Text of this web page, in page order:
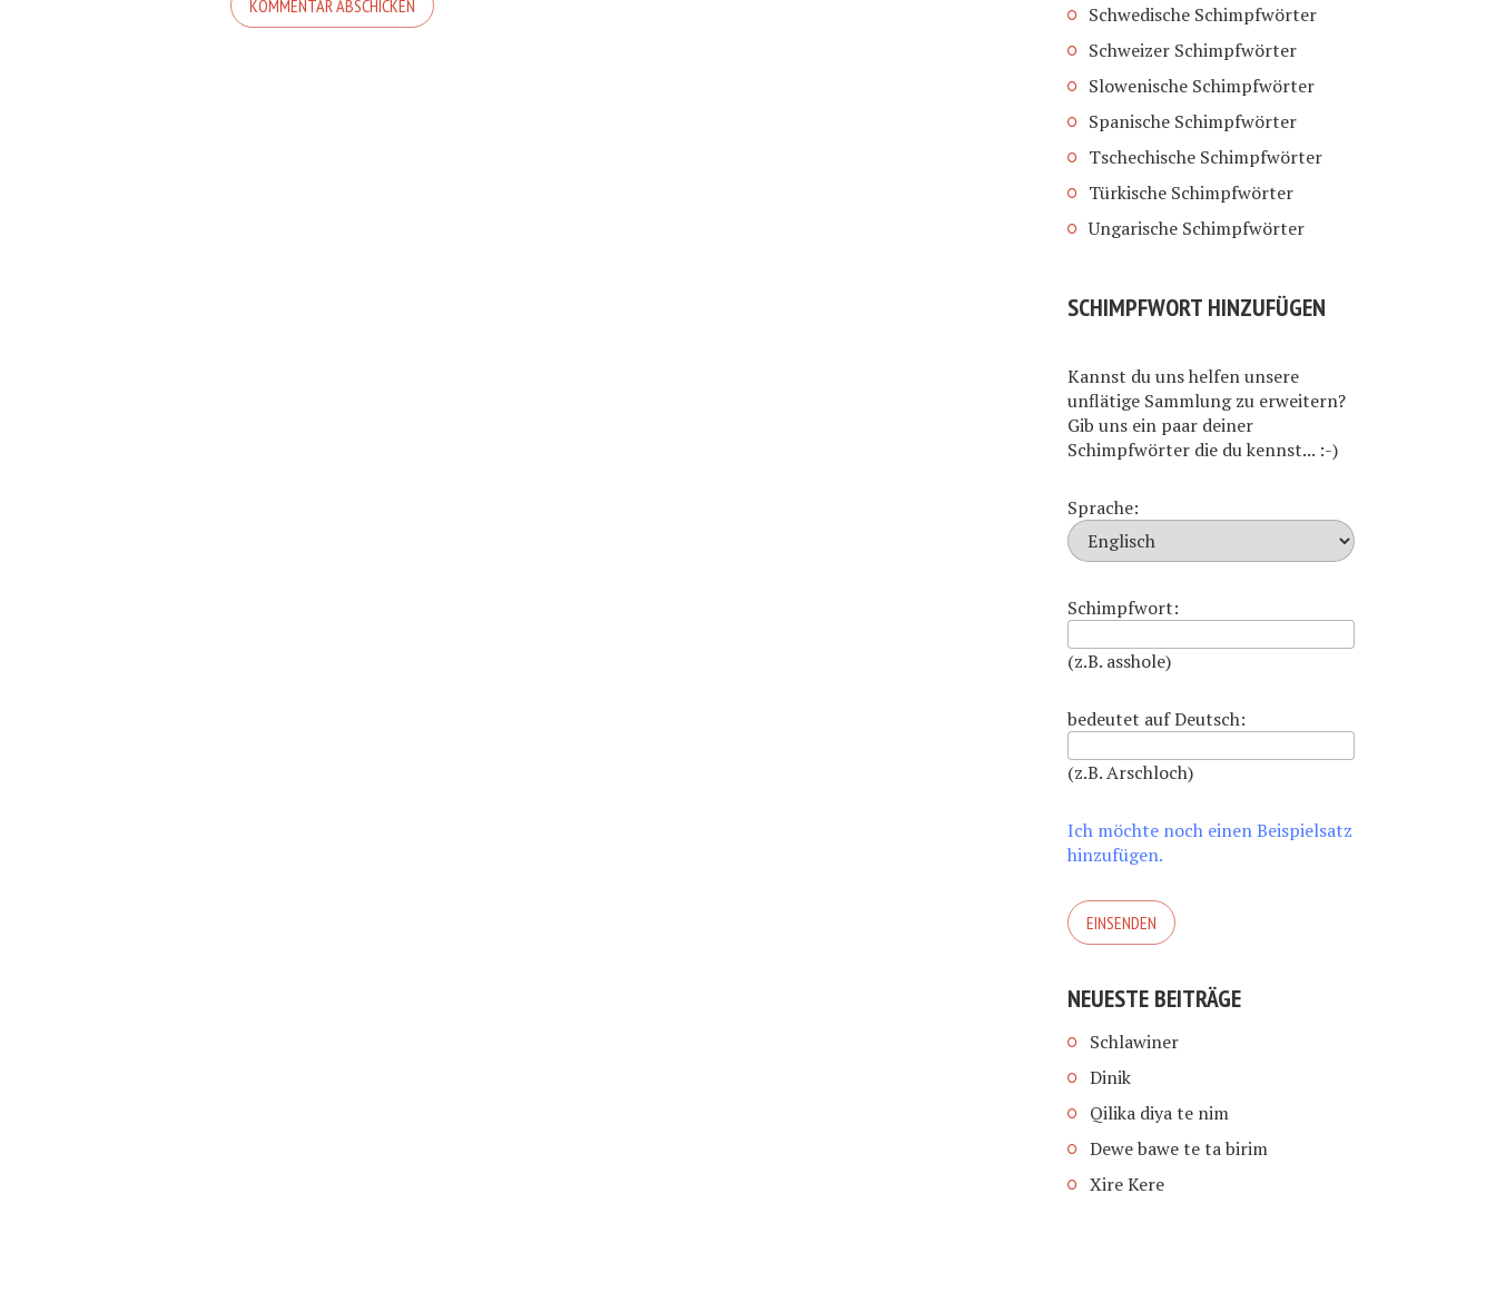
Schwedische Schimpfwörter
Schweizer Schimpfwörter
Slowenische Schimpfwörter
Spanische Schimpfwörter
Tschechische Schimpfwörter
Türkische Schimpfwörter
Ungarische Schimpfwörter
SCHIMPFWORT HINZUFÜGEN
Kannst du uns helfen unsere
unflätige Sammlung zu erweitern?
Gib uns ein paar deiner
Schimpfwörter die du kennst... :-)
Sprache:
Schimpfwort:
(z.B. asshole)
bedeutet auf Deutsch:
(z.B. Arschloch)
Ich möchte noch einen Beispielsatz
hinzufügen.
NEUESTE BEITRÄGE
Schlawiner
Dinik
Qilika diya te nim
Dewe bawe te ta birim
Xire Kere